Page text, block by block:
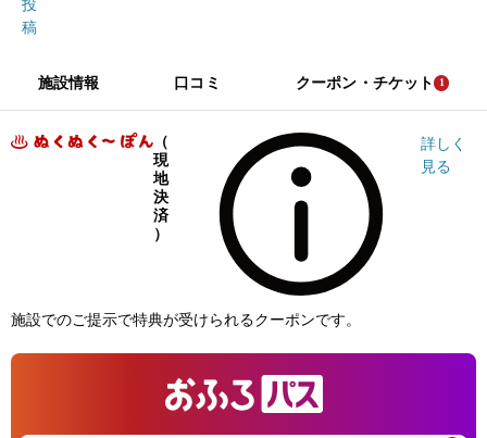
投
稿
施設情報 口コミ クーポン・チケット 1
（
現
地
決
済
）
詳しく
見る
施設でのご提示で特典が受けられるクーポンです。